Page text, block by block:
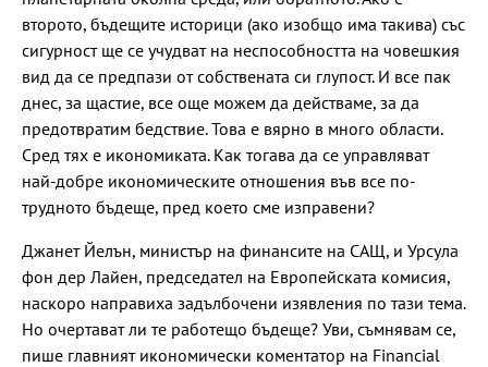
второто, бъдещите историци (ако изобщо има такива) със
сигурност ще се учудват на неспособността на човешкия
вид да се предпази от собствената си глупост. И все пак
днес, за щастие, все още можем да действаме, за да
предотвратим бедствие. Това е вярно в много области.
Сред тях е икономиката. Как тогава да се управляват
най-добре икономическите отношения във все по-
трудното бъдеще, пред което сме изправени?
Джанет Йелън, министър на финансите на САЩ, и Урсула
фон дер Лайен, председател на Европейската комисия,
наскоро направиха задълбочени изявления по тази тема.
Но очертават ли те работещо бъдеще? Уви, съмнявам се,
пише главният икономически коментатор на Financial